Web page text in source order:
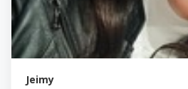
Jeimy